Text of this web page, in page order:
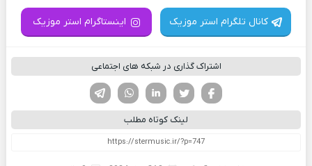
کانال تلگرام استر موزیک اینستاگرام استر موزیک
اشتراک گذاری در شبکه های اجتماعی
لینکدین تویتر
فیسوک
لینک کوتاه مطلب